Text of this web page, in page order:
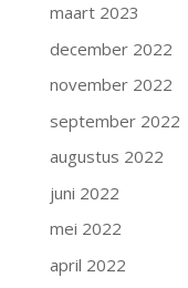
maart 2023
december 2022
november 2022
september 2022
augustus 2022
juni 2022
mei 2022
april 2022